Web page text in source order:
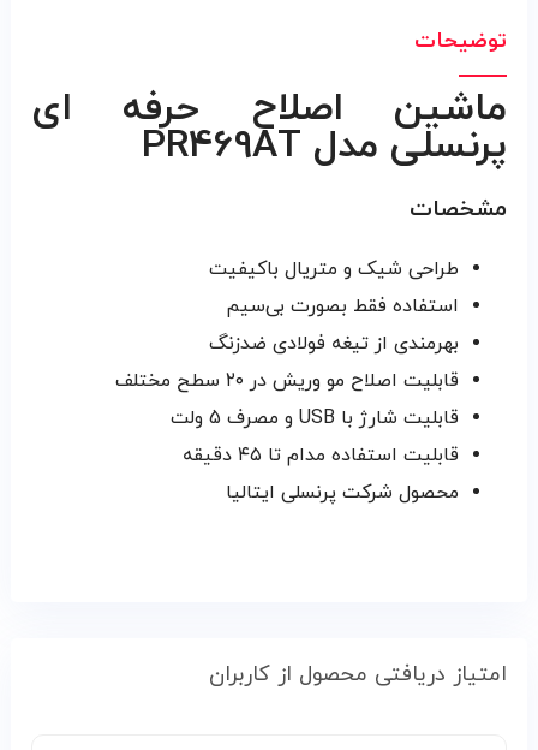
توضیحات
ماشین اصلاح حرفه ای
پرنسلی مدل PR469AT
مشخصات
طراحی شیک و متریال باکیفیت
استفاده فقط بصورت بی‌سیم
بهرمندی از تیغه فولادی ضدزنگ
قابلیت اصلاح مو وریش در ۲۰ سطح مختلف
قابلیت شارژ با USB و مصرف 5 ولت
قابلیت استفاده مدام تا ۴۵ دقیقه
محصول شرکت پرنسلی ایتالیا
امتیاز دریافتی محصول از کاربران